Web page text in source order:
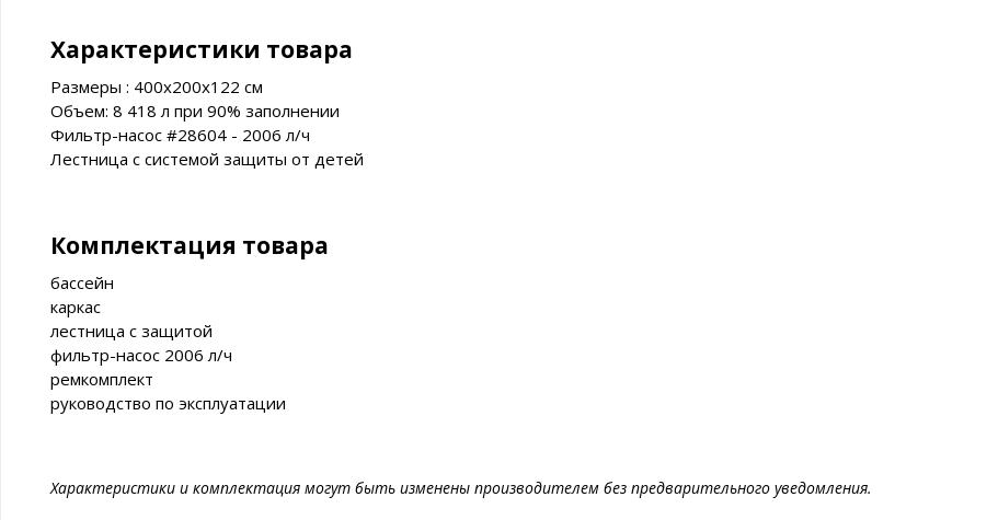
Характеристики товара
Размеры : 400x200x122 см
Объем: 8 418 л при 90% заполнении
Фильтр-насос #28604 - 2006 л/ч
Лестница с системой защиты от детей
Комплектация товара
бассейн
каркас
лестница с защитой
фильтр-насос 2006 л/ч
ремкомплект
руководство по эксплуатации
Характеристики и комплектация могут быть изменены производителем без предварительного уведомления.